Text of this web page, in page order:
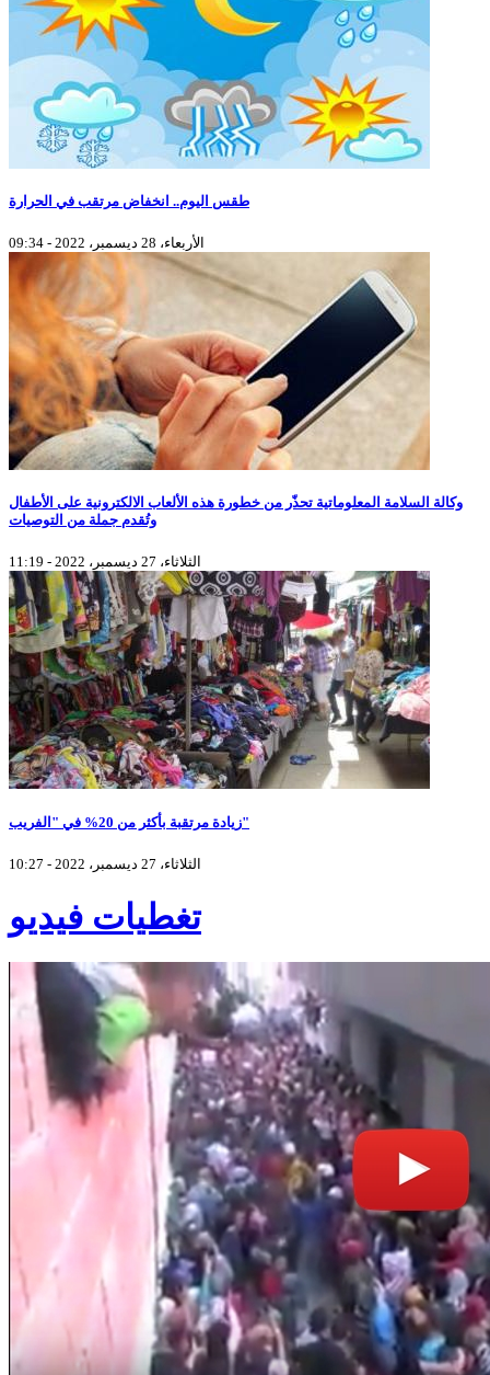
طقس اليوم.. انخفاض مرتقب في الحرارة
الأربعاء، 28 ديسمبر، 2022 - 09:34
وكالة السلامة المعلوماتية تحذّر من خطورة هذه الألعاب الالكترونية على الأطفال
وتُقدم جملة من التوصيات
الثلاثاء، 27 ديسمبر، 2022 - 11:19
زيادة مرتقبة بأكثر من 20% في "الفريب"
الثلاثاء، 27 ديسمبر، 2022 - 10:27
تغطيات فيديو